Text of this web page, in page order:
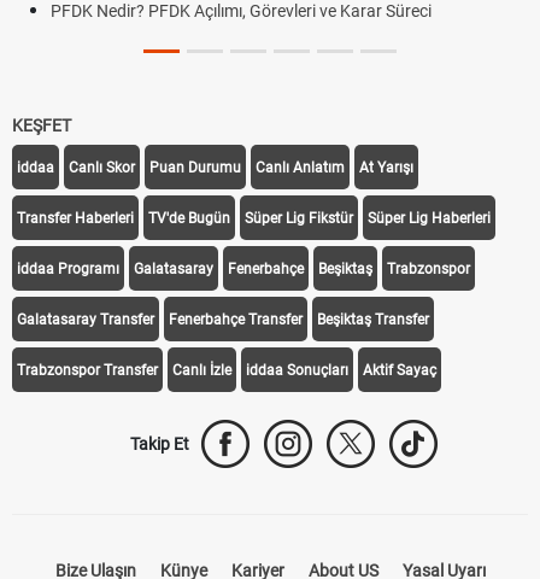
PFDK Nedir? PFDK Açılımı, Görevleri ve Karar Süreci
KEŞFET
iddaa Canlı Skor Puan Durumu Canlı Anlatım At Yarışı
Transfer Haberleri TV'de Bugün Süper Lig Fikstür Süper Lig Haberleri
iddaa Programı Galatasaray Fenerbahçe Beşiktaş Trabzonspor
Galatasaray Transfer Fenerbahçe Transfer Beşiktaş Transfer
Trabzonspor Transfer Canlı İzle iddaa Sonuçları Aktif Sayaç
Takip Et
Bize Ulaşın Künye Kariyer About US Yasal Uyarı